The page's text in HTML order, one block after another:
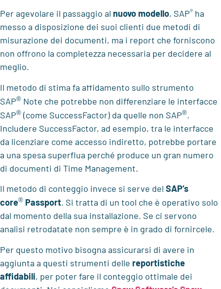
Per agevolare il passaggio al nuovo modello, SAP® ha
messo a disposizione dei suoi clienti due metodi di
misurazione dei documenti, ma i report che forniscono
non offrono la completezza necessaria per decidere al
meglio.
Il metodo di stima fa affidamento sullo strumento
SAP® Note che potrebbe non differenziare le interfacce
SAP® (come SuccessFactor) da quelle non SAP®.
Includere SuccessFactor, ad esempio, tra le interfacce
da licenziare come accesso indiretto, potrebbe portare
a una spesa superflua perché produce un gran numero
di documenti di Time Management.
Il metodo di conteggio invece si serve del SAP’s
core® Passport. Si tratta di un tool che è operativo solo
dal momento della sua installazione. Se ci servono
analisi retrodatate non sempre è in grado di fornircele.
Per questo motivo bisogna assicurarsi di avere in
aggiunta a questi strumenti delle reportistiche
affidabili, per poter fare il conteggio ottimale dei